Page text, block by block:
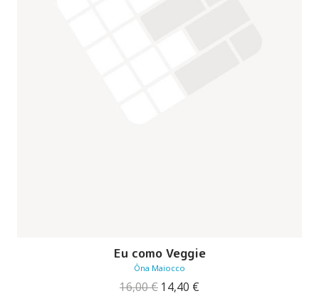
Eu como Veggie
Ôna Maiocco
16,00€ O
14,40 €